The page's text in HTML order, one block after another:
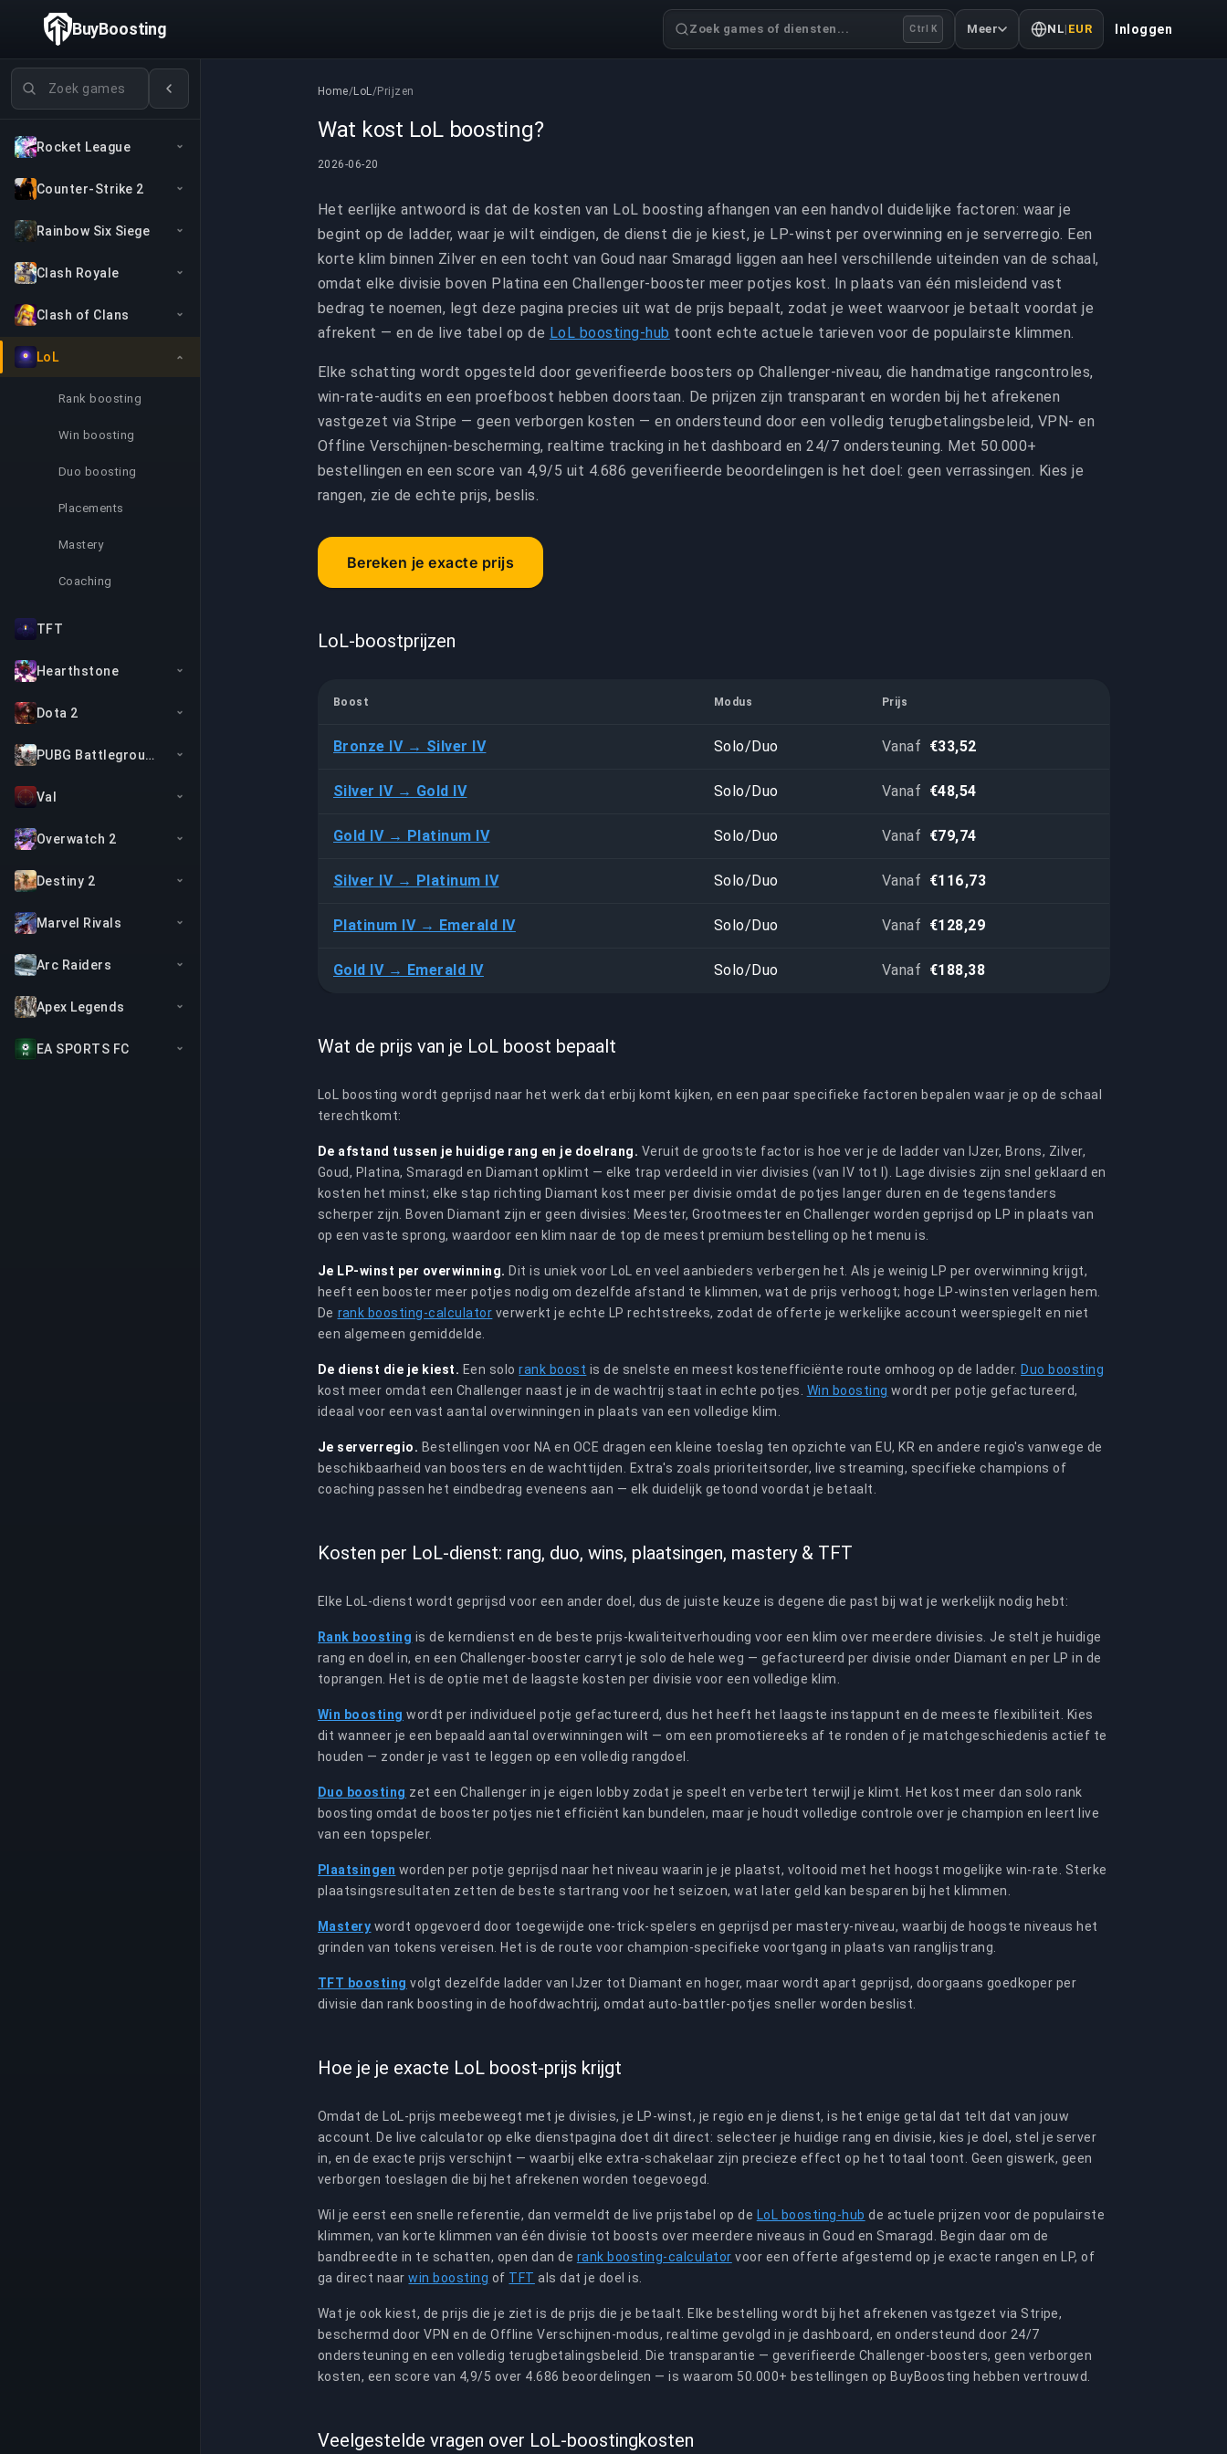
Games zoeken
Rocket League
Counter-Strike 2
Rainbow Six Siege
Clash Royale
Clash of Clans
LoL
Rank boosting
Win boosting
Duo boosting
Placements
Mastery
Coaching
TFT
Hearthstone
Dota 2
PUBG Battlegrounds
Val
Overwatch 2
Destiny 2
Marvel Rivals
Arc Raiders
Apex Legends
EA SPORTS FC
BuyBoosting Zoek games of diensten... Ctrl K Meer NL| EUR Inloggen
Home/LoL/Prijzen
Wat kost LoL boosting?
2026-06-20
Het eerlijke antwoord is dat de kosten van LoL boosting afhangen van een handvol duidelijke factoren: waar je
begint op de ladder, waar je wilt eindigen, de dienst die je kiest, je LP-winst per overwinning en je serverregio. Een
korte klim binnen Zilver en een tocht van Goud naar Smaragd liggen aan heel verschillende uiteinden van de schaal,
omdat elke divisie boven Platina een Challenger-booster meer potjes kost. In plaats van één misleidend vast
bedrag te noemen, legt deze pagina precies uit wat de prijs bepaalt, zodat je weet waarvoor je betaalt voordat je
afrekent — en de live tabel op de LoL boosting-hub toont echte actuele tarieven voor de populairste klimmen.
Elke schatting wordt opgesteld door geverifieerde boosters op Challenger-niveau, die handmatige rangcontroles,
win-rate-audits en een proefboost hebben doorstaan. De prijzen zijn transparant en worden bij het afrekenen
vastgezet via Stripe — geen verborgen kosten — en ondersteund door een volledig terugbetalingsbeleid, VPN- en
Offline Verschijnen-bescherming, realtime tracking in het dashboard en 24/7 ondersteuning. Met 50.000+
bestellingen en een score van 4,9/5 uit 4.686 geverifieerde beoordelingen is het doel: geen verrassingen. Kies je
rangen, zie de echte prijs, beslis.
Bereken je exacte prijs
LoL-boostprijzen
Boost Modus Prijs
Bronze IV → Silver IV Solo/Duo Vanaf €33,52
Silver IV → Gold IV Solo/Duo Vanaf €48,54
Gold IV → Platinum IV Solo/Duo Vanaf €79,74
Silver IV → Platinum IV Solo/Duo Vanaf €116,73
Platinum IV → Emerald IV Solo/Duo Vanaf €128,29
Gold IV → Emerald IV Solo/Duo Vanaf €188,38
Wat de prijs van je LoL boost bepaalt
LoL boosting wordt geprijsd naar het werk dat erbij komt kijken, en een paar specifieke factoren bepalen waar je op de schaal
terechtkomt:
De afstand tussen je huidige rang en je doelrang. Veruit de grootste factor is hoe ver je de ladder van IJzer, Brons, Zilver,
Goud, Platina, Smaragd en Diamant opklimt — elke trap verdeeld in vier divisies (van IV tot I). Lage divisies zijn snel geklaard en
kosten het minst; elke stap richting Diamant kost meer per divisie omdat de potjes langer duren en de tegenstanders
scherper zijn. Boven Diamant zijn er geen divisies: Meester, Grootmeester en Challenger worden geprijsd op LP in plaats van
op een vaste sprong, waardoor een klim naar de top de meest premium bestelling op het menu is.
Je LP-winst per overwinning. Dit is uniek voor LoL en veel aanbieders verbergen het. Als je weinig LP per overwinning krijgt,
heeft een booster meer potjes nodig om dezelfde afstand te klimmen, wat de prijs verhoogt; hoge LP-winsten verlagen hem.
De rank boosting-calculator verwerkt je echte LP rechtstreeks, zodat de offerte je werkelijke account weerspiegelt en niet
een algemeen gemiddelde.
De dienst die je kiest. Een solorank boost is de snelste en meest kostenefficiënte route omhoog op de ladder. Duo boosting
kost meer omdat een Challenger naast je in de wachtrij staat in echte potjes. Win boosting wordt per potje gefactureerd,
ideaal voor een vast aantal overwinningen in plaats van een volledige klim.
Je serverregio. Bestellingen voor NA en OCE dragen een kleine toeslag ten opzichte van EU, KR en andere regio's vanwege de
beschikbaarheid van boosters en de wachttijden. Extra's zoals prioriteitsorder, live streaming, specifieke champions of
coaching passen het eindbedrag eveneens aan — elk duidelijk getoond voordat je betaalt.
Kosten per LoL-dienst: rang, duo, wins, plaatsingen, mastery & TFT
Elke LoL-dienst wordt geprijsd voor een ander doel, dus de juiste keuze is degene die past bij wat je werkelijk nodig hebt:
Rank boosting is de kerndienst en de beste prijs-kwaliteitverhouding voor een klim over meerdere divisies. Je stelt je huidige
rang en doel in, en een Challenger-booster carryt je solo de hele weg — gefactureerd per divisie onder Diamant en per LP in de
toprangen. Het is de optie met de laagste kosten per divisie voor een volledige klim.
Win boosting wordt per individueel potje gefactureerd, dus het heeft het laagste instappunt en de meeste flexibiliteit. Kies
dit wanneer je een bepaald aantal overwinningen wilt — om een promotiereeks af te ronden of je matchgeschiedenis actief te
houden — zonder je vast te leggen op een volledig rangdoel.
Duo boosting zet een Challenger in je eigen lobby zodat je speelt en verbetert terwijl je klimt. Het kost meer dan solo rank
boosting omdat de booster potjes niet efficiënt kan bundelen, maar je houdt volledige controle over je champion en leert live
van een topspeler.
Plaatsingen worden per potje geprijsd naar het niveau waarin je je plaatst, voltooid met het hoogst mogelijke win-rate. Sterke
plaatsingsresultaten zetten de beste startrang voor het seizoen, wat later geld kan besparen bij het klimmen.
Mastery wordt opgevoerd door toegewijde one-trick-spelers en geprijsd per mastery-niveau, waarbij de hoogste niveaus het
grinden van tokens vereisen. Het is de route voor champion-specifieke voortgang in plaats van ranglijstrang.
TFT boosting volgt dezelfde ladder van IJzer tot Diamant en hoger, maar wordt apart geprijsd, doorgaans goedkoper per
divisie dan rank boosting in de hoofdwachtrij, omdat auto-battler-potjes sneller worden beslist.
Hoe je je exacte LoL boost-prijs krijgt
Omdat de LoL-prijs meebeweegt met je divisies, je LP-winst, je regio en je dienst, is het enige getal dat telt dat van jouw
account. De live calculator op elke dienstpagina doet dit direct: selecteer je huidige rang en divisie, kies je doel, stel je server
in, en de exacte prijs verschijnt — waarbij elke extra-schakelaar zijn precieze effect op het totaal toont. Geen giswerk, geen
verborgen toeslagen die bij het afrekenen worden toegevoegd.
Wil je eerst een snelle referentie, dan vermeldt de live prijstabel op de LoL boosting-hub de actuele prijzen voor de populairste
klimmen, van korte klimmen van één divisie tot boosts over meerdere niveaus in Goud en Smaragd. Begin daar om de
bandbreedte in te schatten, open dan de rank boosting-calculator voor een offerte afgestemd op je exacte rangen en LP, of
ga direct naarwin boosting of TFT als dat je doel is.
Wat je ook kiest, de prijs die je ziet is de prijs die je betaalt. Elke bestelling wordt bij het afrekenen vastgezet via Stripe,
beschermd door VPN en de Offline Verschijnen-modus, realtime gevolgd in je dashboard, en ondersteund door 24/7
ondersteuning en een volledig terugbetalingsbeleid. Die transparantie — geverifieerde Challenger-boosters, geen verborgen
kosten, een score van 4,9/5 over 4.686 beoordelingen — is waarom 50.000+ bestellingen op BuyBoosting hebben vertrouwd.
Veelgestelde vragen over LoL-boostingkosten